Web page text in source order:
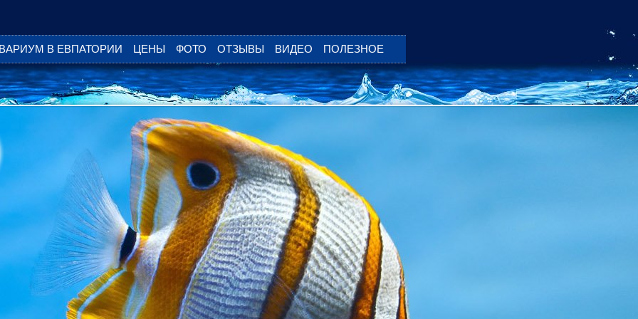
В ЕВПАТОРИИ ЦЕНЫ ФОТО ОТЗЫВЫ ВИДЕО ПОЛЕЗНОЕ